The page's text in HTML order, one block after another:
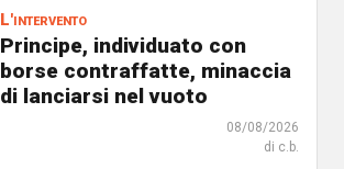
L'intervento
Principe, individuato con
borse contraffatte, minaccia
di lanciarsi nel vuoto
08/08/2026
di c.b.